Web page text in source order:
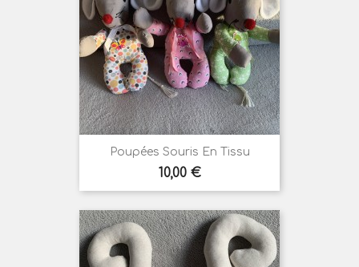
Poupées Souris En Tissu
Prix
10,00 €